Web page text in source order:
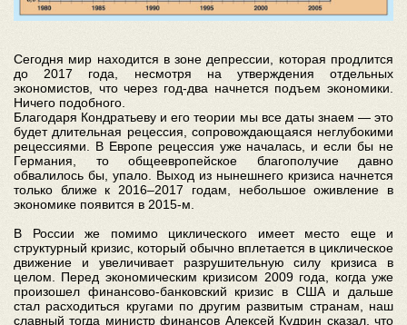
Сегодня мир находится в зоне депрессии, которая продлится
до 2017 года, несмотря на утверждения отдельных
экономистов, что через год-два начнется подъем экономики.
Ничего подобного.
Благодаря Кондратьеву и его теории мы все даты знаем — это
будет длительная рецессия, сопровождающаяся неглубокими
рецессиями. В Европе рецессия уже началась, и если бы не
Германия, то общеевропейское благополучие давно
обвалилось бы, упало. Выход из нынешнего кризиса начнется
только ближе к 2016–2017 годам, небольшое оживление в
экономике появится в 2015-м.
В России же помимо циклического имеет место еще и
структурный кризис, который обычно вплетается в циклическое
движение и увеличивает разрушительную силу кризиса в
целом. Перед экономическим кризисом 2009 года, когда уже
произошел финансово-банковский кризис в США и дальше
стал расходиться кругами по другим развитым странам, наш
славный тогда министр финансов Алексей Кудрин сказал, что